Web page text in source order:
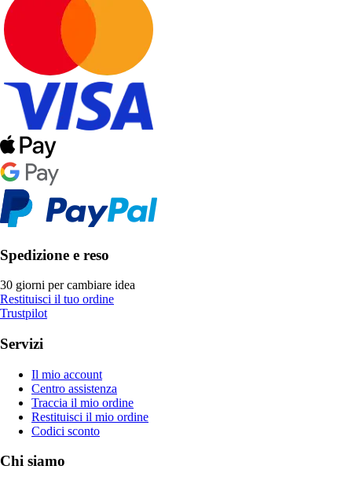
Spedizione e reso
30 giorni per cambiare idea
Restituisci il tuo ordine
Trustpilot
Servizi
Il mio account
Centro assistenza
Traccia il mio ordine
Restituisci il mio ordine
Codici sconto
Chi siamo